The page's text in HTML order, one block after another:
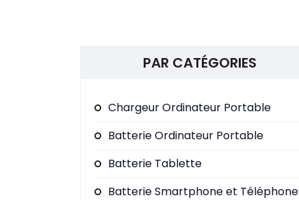
PAR CATÉGORIES
Chargeur Ordinateur Portable
Batterie Ordinateur Portable
Batterie Tablette
Batterie Smartphone et Téléphone